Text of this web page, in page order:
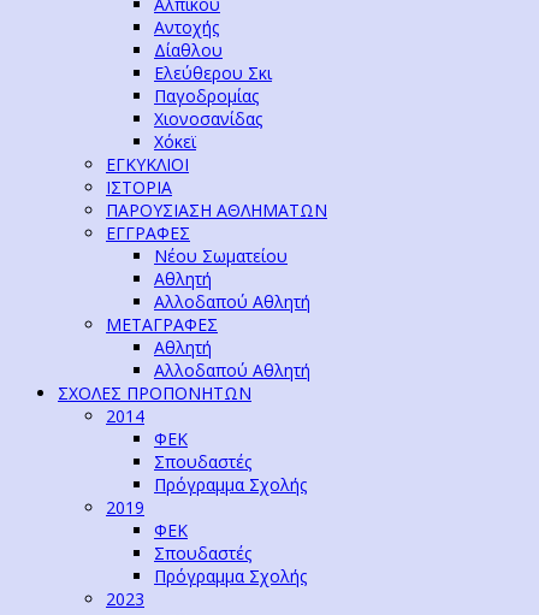
Αντοχής
Δίαθλου
Ελεύθερου Σκι
Παγοδρομίας
Χιονοσανίδας
Χόκεϊ
ΕΓΚΥΚΛΙΟΙ
ΙΣΤΟΡΙΑ
ΠΑΡΟΥΣΙΑΣΗ ΑΘΛΗΜΑΤΩΝ
ΕΓΓΡΑΦΕΣ
Νέου Σωματείου
Αθλητή
Αλλοδαπού Αθλητή
ΜΕΤΑΓΡΑΦΕΣ
Αθλητή
Αλλοδαπού Αθλητή
ΣΧΟΛΕΣ ΠΡΟΠΟΝΗΤΩΝ
2014
ΦΕΚ
Σπουδαστές
Πρόγραμμα Σχολής
2019
ΦΕΚ
Σπουδαστές
Πρόγραμμα Σχολής
2023